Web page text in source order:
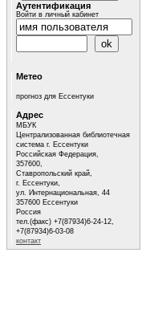
Аутентификация
Войти в личный кабинет
Метео
прогноз для Ессентуки
Адрес
МБУК
Централизованная библиотечная
система г. Ессентуки
Российская Федерация,
357600,
Ставропольский край,
г. Ессентуки,
ул. Интернациональная, 44
357600 Ессентуки
Россия
тел.(факс) +7(87934)6-24-12,
+7(87934)6-03-08
контакт